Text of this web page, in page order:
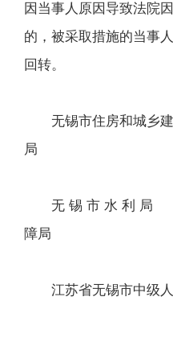
因当事人原因导致法院
的，被采取措施的当事
回转。
无锡市住房和城乡
局
无 锡 市 水 利 局
障局
江苏省无锡市中级人